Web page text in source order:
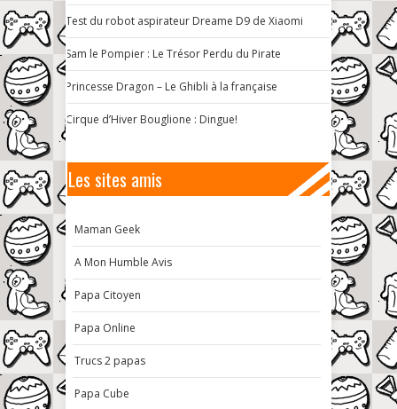
Test du robot aspirateur Dreame D9 de Xiaomi
Sam le Pompier : Le Trésor Perdu du Pirate
Princesse Dragon – Le Ghibli à la française
Cirque d’Hiver Bouglione : Dingue!
Les sites amis
Maman Geek
A Mon Humble Avis
Papa Citoyen
Papa Online
Trucs 2 papas
Papa Cube